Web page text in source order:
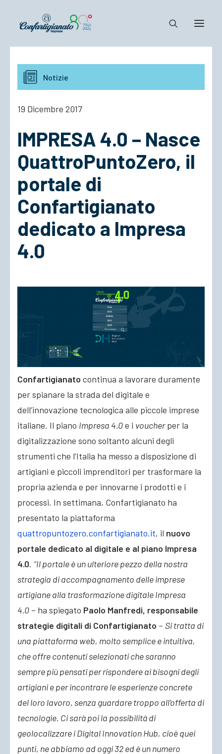
Notizie e Documenti
Confartigianato
Cosa Facciamo
ACCEDI
Notizie
19 Dicembre 2017
IMPRESA 4.0 – Nasce
QuattroPuntoZero, il
portale di
Confartigianato
dedicato a Impresa
4.0
Confartigianato continua a lavorare duramente
per spianare la strada del digitale e
dell’innovazione tecnologica alle piccole imprese
italiane. Il piano Impresa 4.0e i voucherper la
digitalizzazione sono soltanto alcuni degli
strumenti che l’Italia ha messo a disposizione di
artigiani e piccoli imprenditori per trasformare la
propria azienda e per innovarne i prodotti e i
processi. In settimana, Confartigianato ha
presentato la piattaforma
quattropuntozero.confartigianato.it, il nuovo
portale dedicato al digitale e al piano Impresa
4.0. “Il portale è un ulteriore pezzo della nostra
strategia di accompagnamento delle imprese
artigiane alla trasformazione digitale Impresa
4.0 – ha spiegato Paolo Manfredi, responsabile
strategie digitali di Confartigianato – Si tratta di
una piattaforma web, molto semplice e intuitiva,
che offre contenuti selezionati che saranno
sempre più pensati per rispondere ai bisogni degli
artigiani e per incontrare le esperienze concrete
del loro lavoro, senza guardare troppo all’offerta di
tecnologie. Ci sarà poi la possibilità di
geolocalizzare i Digital Innovation Hub, cioè quei
punti, ne abbiamo ad oggi 32 ed è un numero